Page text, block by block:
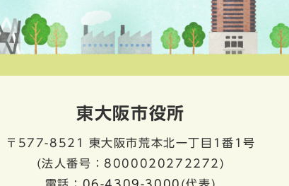
東大阪市役所
〒577-8521
東大阪市荒本北一丁目1番1号
(法人番号：8000020272272)